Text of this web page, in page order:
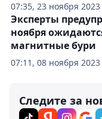
07:35, 23 ноября 2023
07:11, 08 ноября 2023
Эксперты
ноября
магнитные бури
Следите за